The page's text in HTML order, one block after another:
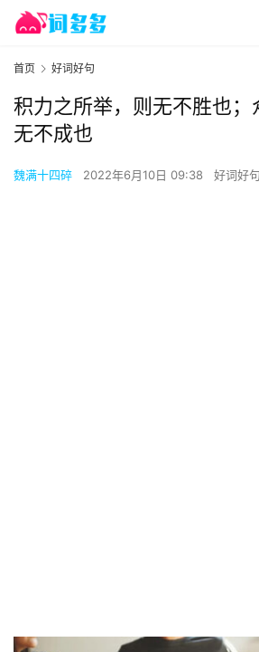
首页 好词好句
积力之所举，则无不胜也；
无不成也
魏满十四碎 2022年6月10日 09:38 好词好句